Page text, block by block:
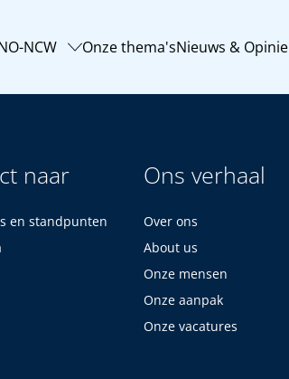
NCW Onze thema'sNieuws & Opinie
naar
en standpunten
Ons verhaal
Over ons
About us
Onze mensen
Onze aanpak
Onze vacatures